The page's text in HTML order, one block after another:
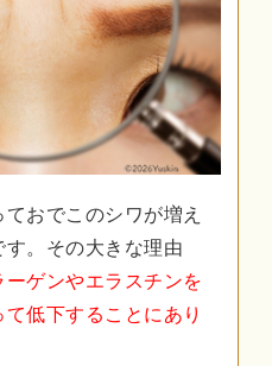
おでこのシワが増え
。その大きな理由
ゲンやエラスチンを
低下することにあり